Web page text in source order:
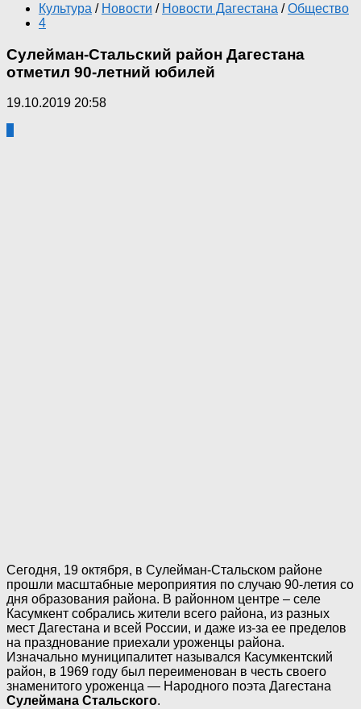
Культура / Новости / Новости Дагестана / Общество
4
Сулейман-Стальский район Дагестана
отметил 90-летний юбилей
19.10.2019 20:58
Сегодня, 19 октября, в Сулейман-Стальском районе
прошли масштабные мероприятия по случаю 90-летия со
дня образования района. В районном центре – селе
Касумкент собрались жители всего района, из разных
мест Дагестана и всей России, и даже из-за ее пределов
на празднование приехали уроженцы района.
Изначально муниципалитет назывался Касумкентский
район, в 1969 году был переименован в честь своего
знаменитого уроженца — Народного поэта Дагестана
Сулеймана Стальского.